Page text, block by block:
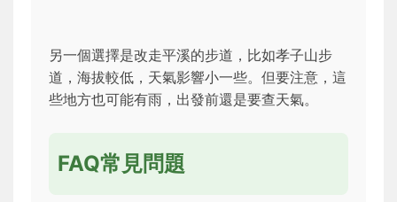
另一個選擇是改走平溪的步道，比如孝子山步
道，海拔較低，天氣影響小一些。但要注意，這
些地方也可能有雨，出發前還是要查天氣。
FAQ常見問題